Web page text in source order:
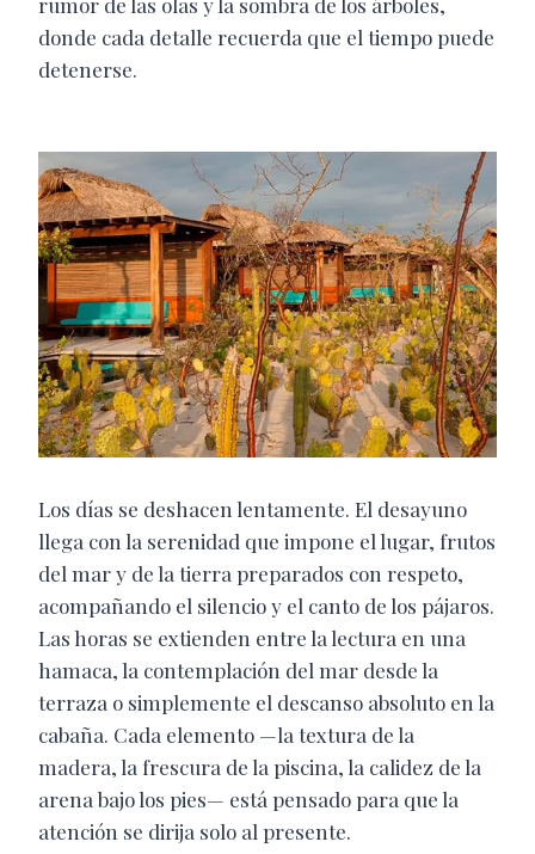
donde cada detalle recuerda que el tiempo puede
detenerse.
Los días se deshacen lentamente. El desayuno
llega con la serenidad que impone el lugar, frutos
del mar y de la tierra preparados con respeto,
acompañando el silencio y el canto de los pájaros.
Las horas se extienden entre la lectura en una
hamaca, la contemplación del mar desde la
terraza o simplemente el descanso absoluto en la
cabaña. Cada elemento —la textura de la
madera, la frescura de la piscina, la calidez de la
arena bajo los pies— está pensado para que la
atención se dirija solo al presente.